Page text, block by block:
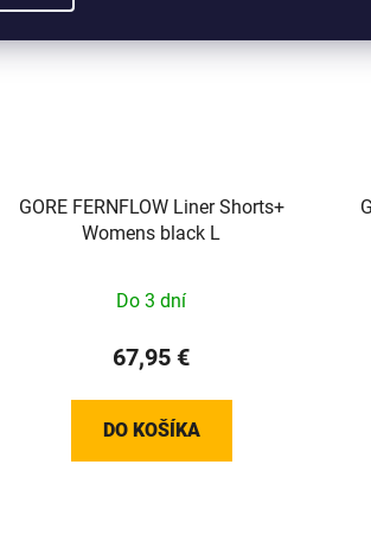
GORE FERNFLOW Liner Shorts+
Womens black L
Do 3 dní
67,95 €
DO KOŠÍKA